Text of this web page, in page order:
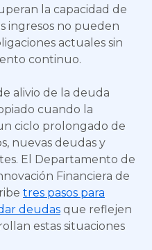
la capacidad de
ingresos no pueden
actuales sin
continuo.
alivio de la deuda
cuando la
ciclo prolongado de
nuevas deudas y
El Departamento de
Financiera de
tres pasos para
deudas que reflejen
estas situaciones